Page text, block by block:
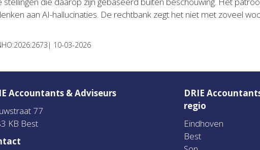
aan AI-hallucinaties. De rechtbank zegt het niet met zoveel
10-03-2026
Accountants & Adviseurs
77
KB Best
DRIE
regio
Eindhoven
Best